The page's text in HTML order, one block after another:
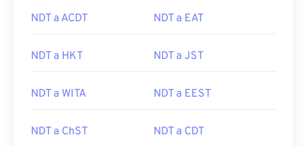
NDT a ACDT NDT a EAT
NDT a HKT NDT a JST
NDT a WITA NDT a EEST
NDT a ChST NDT a CDT